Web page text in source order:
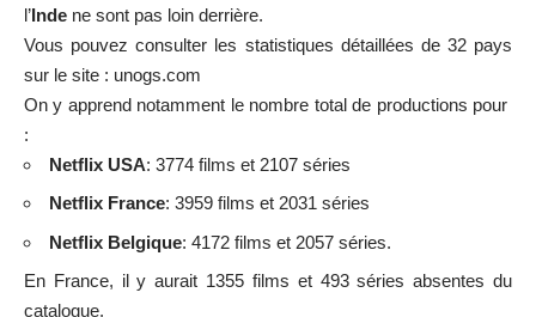
l’Inde ne sont pas loin derrière.
Vous pouvez consulter les statistiques détaillées de 32 pays
sur le site : unogs.com
On y apprend notamment le nombre total de productions pour
:
Netflix USA: 3774 films et 2107 séries
Netflix France: 3959 films et 2031 séries
Netflix Belgique: 4172 films et 2057 séries.
En France, il y aurait 1355 films et 493 séries absentes du
catalogue.